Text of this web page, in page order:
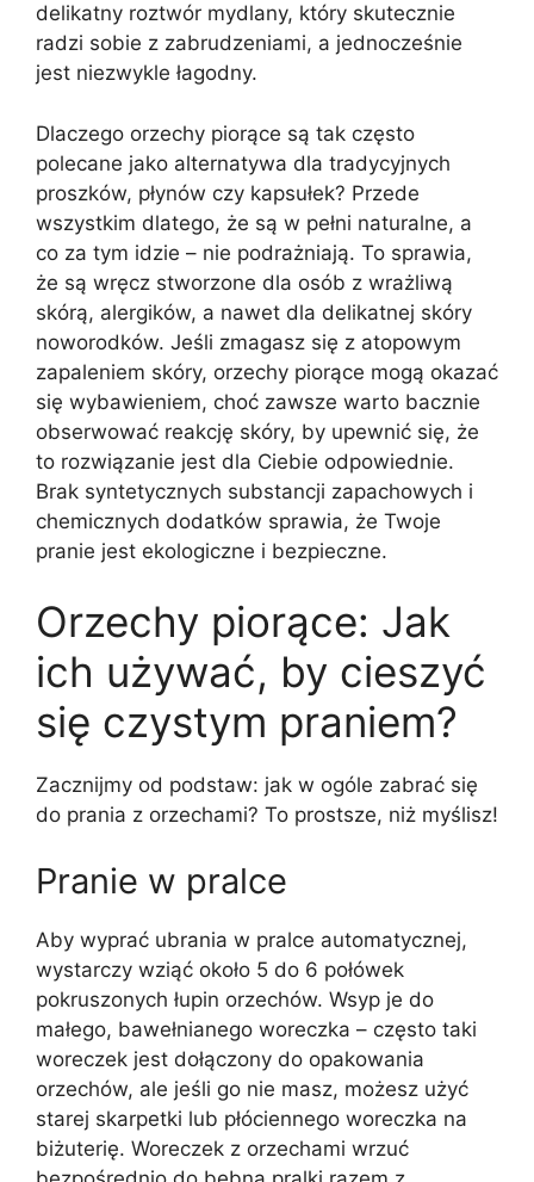
delikatny roztwór mydlany, który skutecznie
radzi sobie z zabrudzeniami, a jednocześnie
jest niezwykle łagodny.
Dlaczego orzechy piorące są tak często
polecane jako alternatywa dla tradycyjnych
proszków, płynów czy kapsułek? Przede
wszystkim dlatego, że są w pełni naturalne, a
co za tym idzie – nie podrażniają. To sprawia,
że są wręcz stworzone dla osób z wrażliwą
skórą, alergików, a nawet dla delikatnej skóry
noworodków. Jeśli zmagasz się z atopowym
zapaleniem skóry, orzechy piorące mogą okazać
się wybawieniem, choć zawsze warto bacznie
obserwować reakcję skóry, by upewnić się, że
to rozwiązanie jest dla Ciebie odpowiednie.
Brak syntetycznych substancji zapachowych i
chemicznych dodatków sprawia, że Twoje
pranie jest ekologiczne i bezpieczne.
Orzechy piorące: Jak
ich używać, by cieszyć
się czystym praniem?
Zacznijmy od podstaw: jak w ogóle zabrać się
do prania z orzechami? To prostsze, niż myślisz!
Pranie w pralce
Aby wyprać ubrania w pralce automatycznej,
wystarczy wziąć około 5 do 6 połówek
pokruszonych łupin orzechów. Wsyp je do
małego, bawełnianego woreczka – często taki
woreczek jest dołączony do opakowania
orzechów, ale jeśli go nie masz, możesz użyć
starej skarpetki lub płóciennego woreczka na
biżuterię. Woreczek z orzechami wrzuć